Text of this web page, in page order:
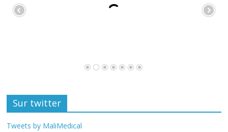
Sur twitter
Tweets by MaliMedical